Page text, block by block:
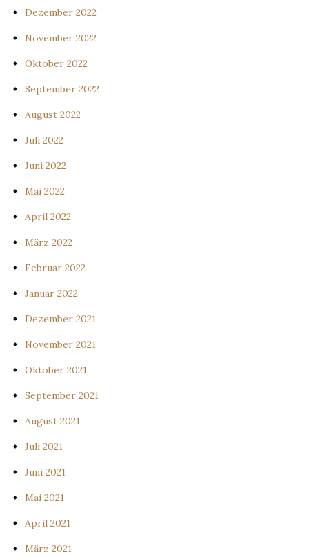
Dezember 2022
November 2022
Oktober 2022
September 2022
August 2022
Juli 2022
Juni 2022
Mai 2022
April 2022
März 2022
Februar 2022
Januar 2022
Dezember 2021
November 2021
Oktober 2021
September 2021
August 2021
Juli 2021
Juni 2021
Mai 2021
April 2021
März 2021